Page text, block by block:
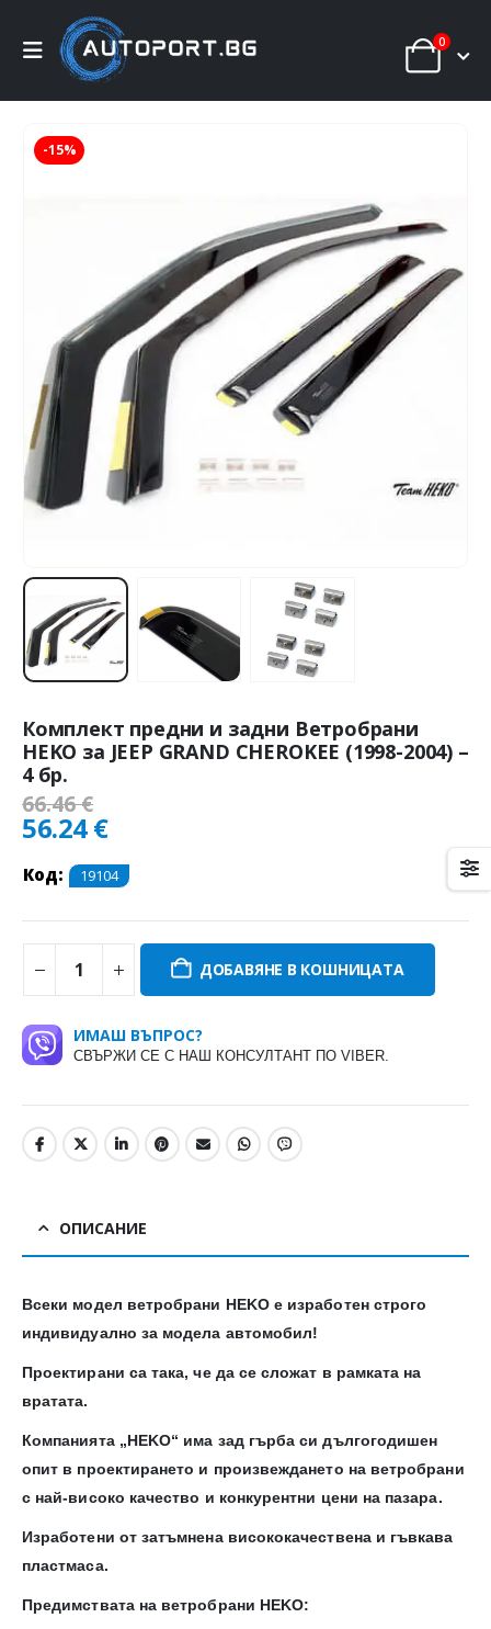
0
-15%
Комплект предни и задни Ветробрани
HEKO за JEEP GRAND CHEROKEE (1998-2004) –
4 бр.
66.46€
56.24€
Код: 19104
ДОБАВЯНЕ В КОШНИЦАТА
ИМАШ ВЪПРОС?
СВЪРЖИ СЕ С НАШ КОНСУЛТАНТ ПО VIBER.
ОПИСАНИЕ
Всеки модел ветробрани HEKO е изработен строго
индивидуално за модела автомобил!
Проектирани са така, че да се сложат в рамката на
вратата.
Компанията „HEKO“ има зад гърба си дългогодишен
опит в проектирането и произвеждането на ветробрани
с най-високо качество и конкурентни цени на пазара.
Изработени от затъмнена висококачествена и гъвкава
пластмаса.
Предимствата на ветробрани HEKO: